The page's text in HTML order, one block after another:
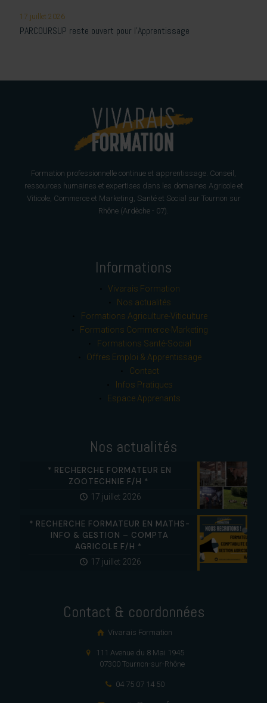
17 juillet 2026
PARCOURSUP reste ouvert pour l’Apprentissage
Formation professionnelle continue et apprentissage. Conseil,
ressources humaines et expertises dans les domaines Agricole et
Viticole, Commerce et Marketing, Santé et Social sur Tournon sur
Rhône (Ardèche - 07).
Informations
Vivarais Formation
Nos actualités
Formations Agriculture-Viticulture
Formations Commerce-Marketing
Formations Santé-Social
Offres Emploi & Apprentissage
Contact
Infos Pratiques
Espace Apprenants
Nos actualités
* RECHERCHE FORMATEUR EN
ZOOTECHNIE F/H *
17 juillet 2026
* RECHERCHE FORMATEUR EN MATHS-
INFO & GESTION – COMPTA
AGRICOLE F/H *
17 juillet 2026
Contact & coordonnées
Vivarais Formation
111 Avenue du 8 Mai 1945
07300 Tournon-sur-Rhône
04 75 07 14 50